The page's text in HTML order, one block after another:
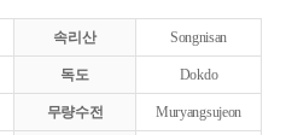
속리산 Songnisan
독도 Dokdo
무량수전 Muryangsujeon